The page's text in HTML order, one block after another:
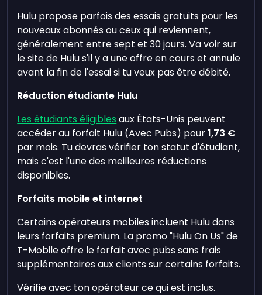
Hulu propose parfois des essais gratuits pour les
nouveaux abonnés ou ceux qui reviennent,
généralement entre sept et 30 jours. Va voir sur
le site de Hulu s'il y a une offre en cours et annule
avant la fin de l'essai si tu veux pas être débité.
Réduction étudiante Hulu
Les étudiants éligibles aux États-Unis peuvent
accéder au forfait Hulu (Avec Pubs) pour1,73 €
par mois. Tu devras vérifier ton statut d'étudiant,
mais c'est l'une des meilleures réductions
disponibles.
Forfaits mobile et internet
Certains opérateurs mobiles incluent Hulu dans
leurs forfaits premium. La promo "Hulu On Us" de
T-Mobile offre le forfait avec pubs sans frais
supplémentaires aux clients sur certains forfaits.
Vérifie avec ton opérateur ce qui est inclus.